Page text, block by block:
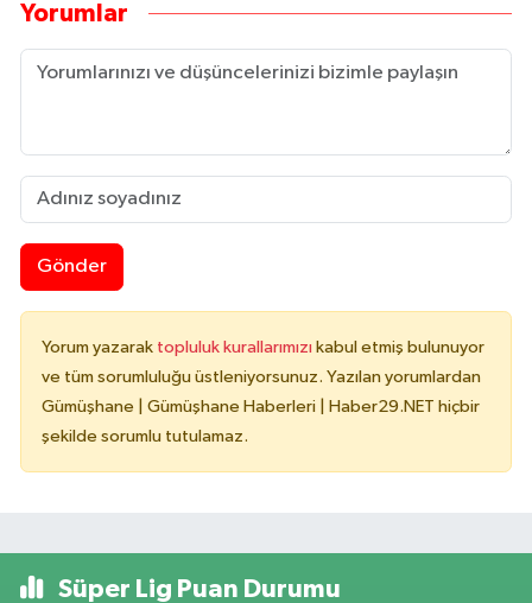
Yorumlar
Gönder
Yorum yazarak topluluk kurallarımızı kabul etmiş bulunuyor
ve tüm sorumluluğu üstleniyorsunuz. Yazılan yorumlardan
Gümüşhane | Gümüşhane Haberleri | Haber29.NET hiçbir
şekilde sorumlu tutulamaz.
Süper Lig Puan Durumu